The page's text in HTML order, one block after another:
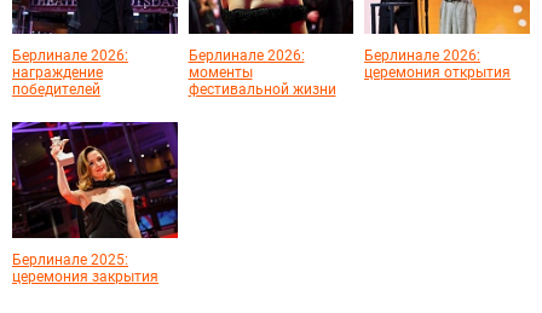
Берлинале 2026:
награждение
победителей
Берлинале 2026:
моменты
фестивальной жизни
Берлинале 2026:
церемония открытия
Берлинале 2025:
церемония закрытия